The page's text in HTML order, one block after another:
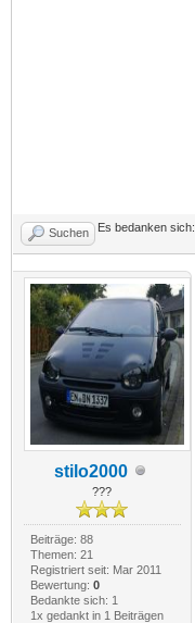
Suchen Es bedanken sich:
stilo2000
???
Beiträge: 88
Themen: 21
Registriert seit: Mar 2011
Bewertung: 0
Bedankte sich: 1
1x gedankt in 1 Beiträgen